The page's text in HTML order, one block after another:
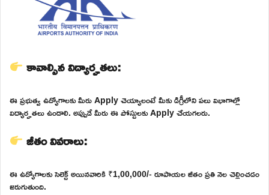
కావాల్సిన విద్యార్హతలు:
ఈ ప్రభుత్వ ఉద్యోగాలకు మీరు Apply చెయ్యాలంటే మీకు డిగ్రీలోని పలు విభాగాల్లో
విద్యార్హతలు ఉండాలి. అప్పుడే మీరు ఈ పోస్టులకు Apply చేయగలరు.
జీతం వివరాలు:
ఈ ఉద్యోగాలకు సెలెక్ట్ అయినవారికి ₹1,00,000/- రూపాయల జీతం ప్రతి నెల చెల్లించడం
జరుగుతుంది.